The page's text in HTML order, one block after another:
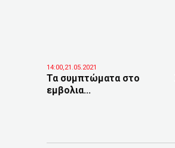
14:00,21.05.2021
Τα συμπτώματα στο
εμβολια...